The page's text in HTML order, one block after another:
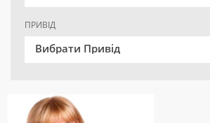
ПРИВІД
Вибрати Привід